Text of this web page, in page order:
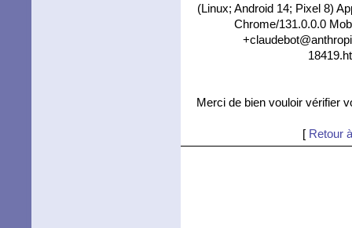
(Linux; Android 14; Pixel 8)
Chrome/131.0.0.0
Merci de bien vouloir vérifier
[ Retour